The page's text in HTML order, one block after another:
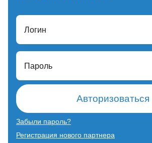
Логин
Пароль
Авторизоваться
Забыли пароль?
Регистрация нового партнера